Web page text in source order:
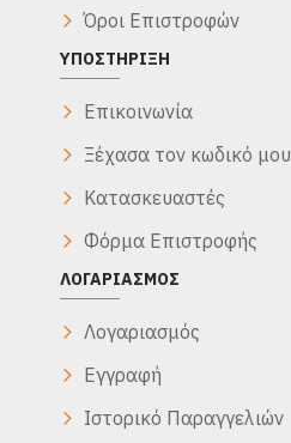
Όροι Επιστροφών
ΥΠΟΣΤΉΡΙΞΗ
Επικοινωνία
Ξέχασα τον κωδικό μου
Κατασκευαστές
Φόρμα Επιστροφής
ΛΟΓΑΡΙΑΣΜΌΣ
Λογαριασμός
Εγγραφή
Ιστορικό Παραγγελιών